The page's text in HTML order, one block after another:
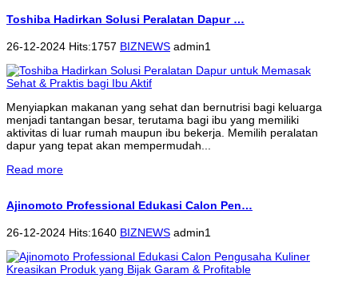
Toshiba Hadirkan Solusi Peralatan Dapur …
26-12-2024 Hits:1757 BIZNEWS admin1
Menyiapkan makanan yang sehat dan bernutrisi bagi keluarga
menjadi tantangan besar, terutama bagi ibu yang memiliki
aktivitas di luar rumah maupun ibu bekerja. Memilih peralatan
dapur yang tepat akan mempermudah...
Read more
Ajinomoto Professional Edukasi Calon Pen…
26-12-2024 Hits:1640 BIZNEWS admin1